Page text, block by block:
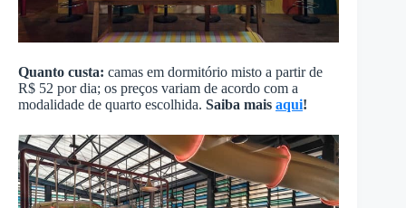
Quanto custa: camas em dormitório misto a partir de
R$ 52 por dia; os preços variam de acordo com a
modalidade de quarto escolhida. Saiba mais aqui!